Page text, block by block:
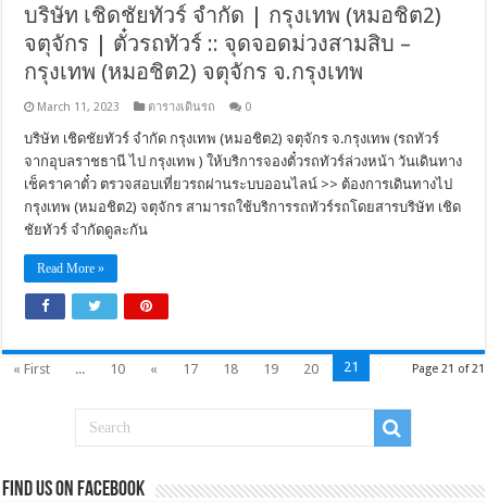
บริษัท เชิดชัยทัวร์ จำกัด | กรุงเทพ (หมอชิต2)
จตุจักร | ตั๋วรถทัวร์ :: จุดจอดม่วงสามสิบ –
กรุงเทพ (หมอชิต2) จตุจักร จ.กรุงเทพ
March 11, 2023 ตารางเดินรถ 0
บริษัท เชิดชัยทัวร์ จำกัด กรุงเทพ (หมอชิต2) จตุจักร จ.กรุงเทพ (รถทัวร์
จากอุบลราชธานี ไป กรุงเทพ ) ให้บริการจองตั๋วรถทัวร์ล่วงหน้า วันเดินทาง
เช็คราคาตั๋ว ตรวจสอบเที่ยวรถผ่านระบบออนไลน์ >> ต้องการเดินทางไป
กรุงเทพ (หมอชิต2) จตุจักร สามารถใช้บริการรถทัวร์รถโดยสารบริษัท เชิด
ชัยทัวร์ จำกัดดูละกัน
Read More »
Page 21 of 21
« First ... 10 « 17 18 19 20 21
Find us on Facebook